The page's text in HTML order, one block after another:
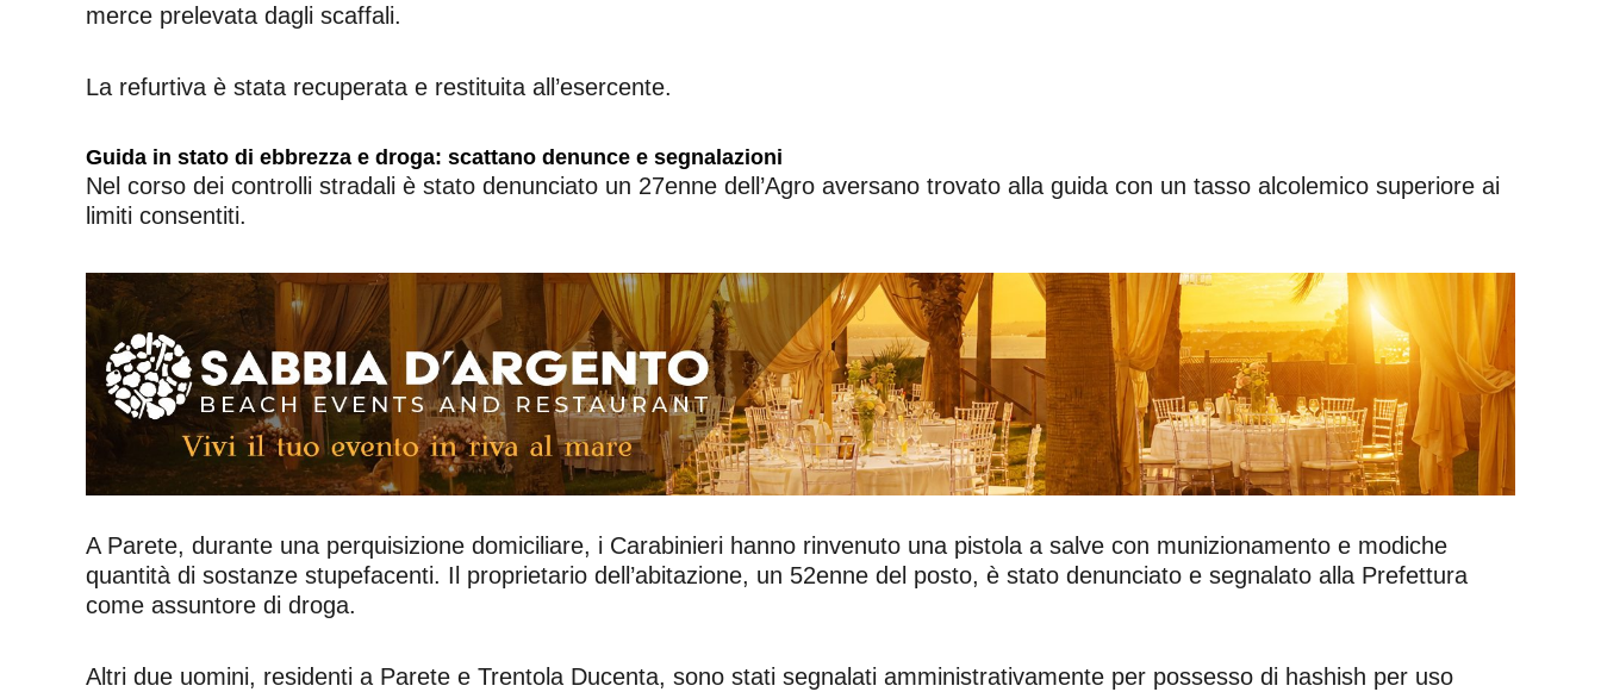
merce prelevata dagli scaffali.
La refurtiva è stata recuperata e restituita all’esercente.
Guida in stato di ebbrezza e droga: scattano denunce e segnalazioni
Nel corso dei controlli stradali è stato denunciato un 27enne dell’Agro aversano trovato alla guida con un tasso alcolemico superiore ai
limiti consentiti.
A Parete, durante una perquisizione domiciliare, i Carabinieri hanno rinvenuto una pistola a salve con munizionamento e modiche
quantità di sostanze stupefacenti. Il proprietario dell’abitazione, un 52enne del posto, è stato denunciato e segnalato alla Prefettura
come assuntore di droga.
Altri due uomini, residenti a Parete e Trentola Ducenta, sono stati segnalati amministrativamente per possesso di hashish per uso